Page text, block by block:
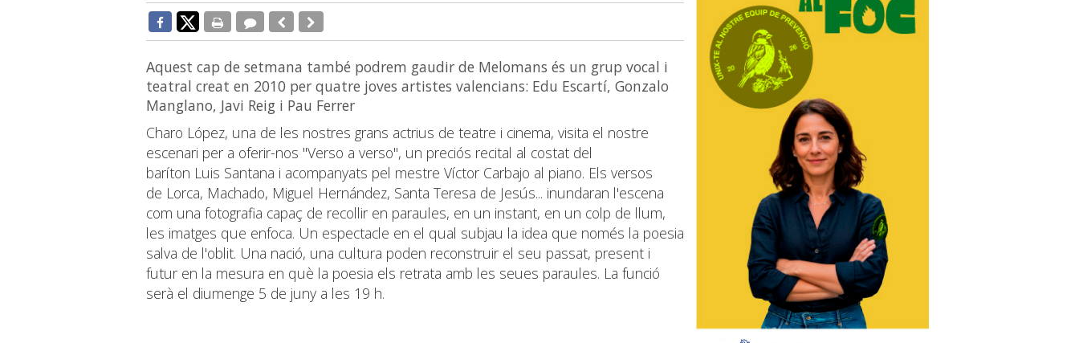
Aquest cap de setmana també podrem gaudir de Melomans és un grup vocal i
teatral creat en 2010 per quatre joves artistes valencians: Edu Escartí, Gonzalo
Manglano, Javi Reig i Pau Ferrer
Charo López, una de les nostres grans actrius de teatre i cinema, visita el nostre
escenari per a oferir-nos "Verso a verso", un preciós recital al costat del
baríton Luis Santana i acompanyats pel mestre Víctor Carbajo al piano. Els versos
de Lorca, Machado, Miguel Hernández, Santa Teresa de Jesús... inundaran l'escena
com una fotografia capaç de recollir en paraules, en un instant, en un colp de llum,
les imatges que enfoca. Un espectacle en el qual subjau la idea que només la poesia
salva de l'oblit. Una nació, una cultura poden reconstruir el seu passat, present i
futur en la mesura en què la poesia els retrata amb les seues paraules. La funció
serà el diumenge 5 de juny a les 19 h.